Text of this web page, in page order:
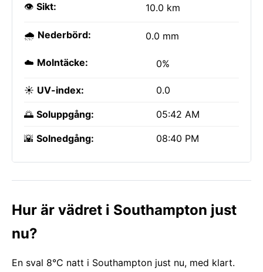
👁️ Sikt: 10.0 km
🌧️ Nederbörd: 0.0 mm
☁️ Molntäcke: 0%
☀️ UV-index: 0.0
🌅 Soluppgång: 05:42 AM
🌇 Solnedgång: 08:40 PM
Hur är vädret i Southampton just
nu?
En sval 8°C natt i Southampton just nu, med klart.